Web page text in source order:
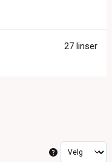
27 linser
?